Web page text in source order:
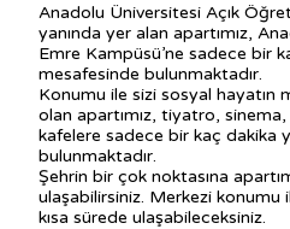
Anadolu Üniversitesi Açık
yanında yer alan apartımız,
Emre Kampüsü’ne sadece bir
mesafesinde bulunmaktadır.
Konumu ile sizi sosyal hayatın
olan apartımız, tiyatro,
kafelere sadece bir kaç dakika
bulunmaktadır.
Şehrin bir çok noktasına
ulaşabilirsiniz. Merkezi konumu
kısa sürede ulaşabileceksiniz.